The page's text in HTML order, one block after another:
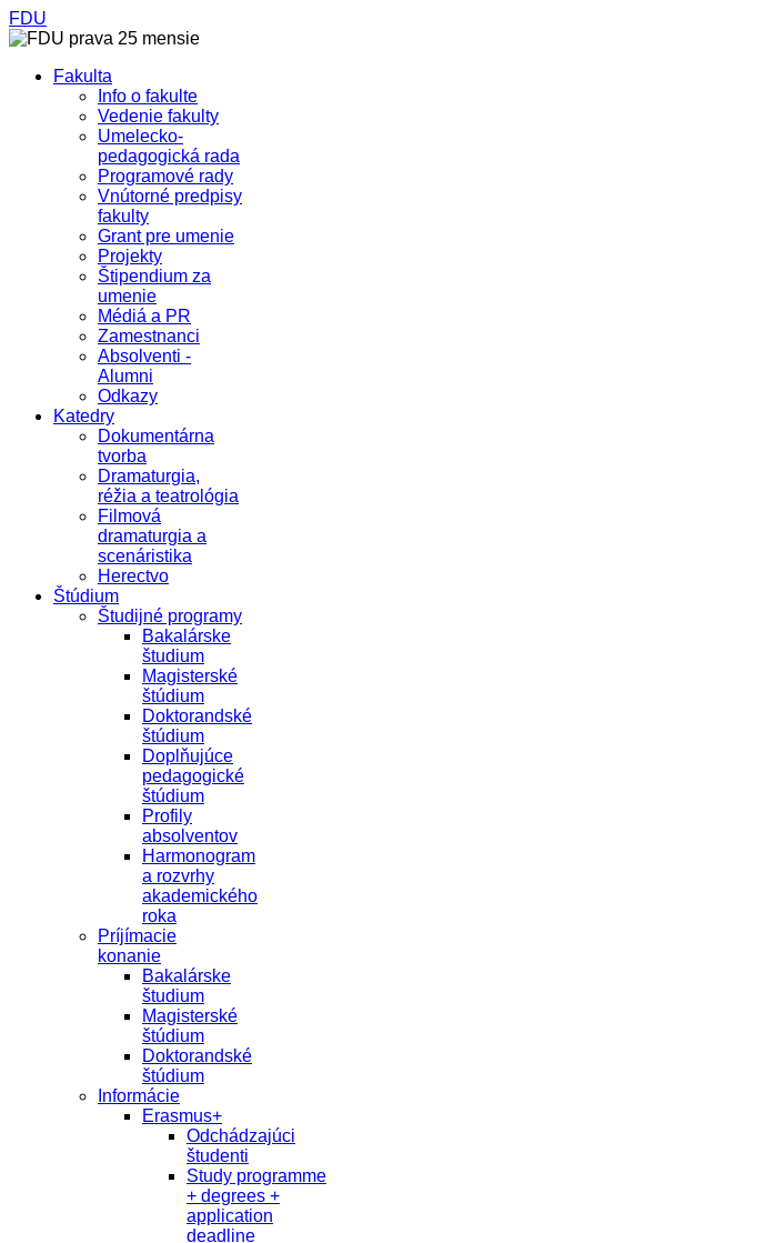
FDU
Fakulta
Info o fakulte
Vedenie fakulty
Umelecko-
pedagogická rada
Programové rady
Vnútorné predpisy
fakulty
Grant pre umenie
Projekty
Štipendium za
umenie
Médiá a PR
Zamestnanci
Absolventi -
Alumni
Odkazy
Katedry
Dokumentárna
tvorba
Dramaturgia,
réžia a teatrológia
Filmová
dramaturgia a
scenáristika
Herectvo
Štúdium
Študijné programy
Bakalárske
študium
Magisterské
štúdium
Doktorandské
štúdium
Doplňujúce
pedagogické
štúdium
Profily
absolventov
Harmonogram
a rozvrhy
akademického
roka
Príjímacie
konanie
Bakalárske
študium
Magisterské
štúdium
Doktorandské
štúdium
Informácie
Erasmus+
Odchádzajúci
študenti
Study programme
+ degrees +
application
deadline